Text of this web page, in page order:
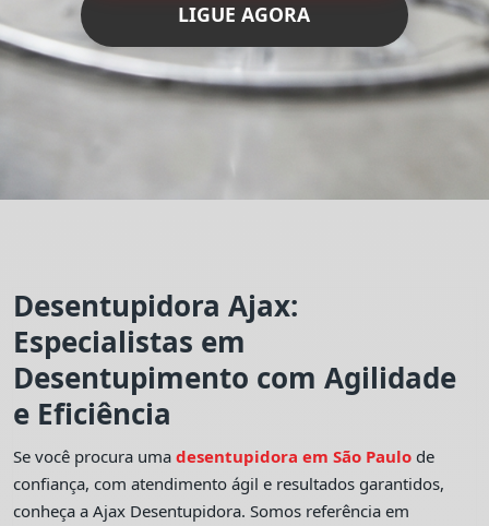
LIGUE AGORA
Desentupidora Ajax:
Especialistas em
Desentupimento com Agilidade
e Eficiência
Se você procura umadesentupidora em São Paulo de
confiança, com atendimento ágil e resultados garantidos,
conheça a Ajax Desentupidora. Somos referência em